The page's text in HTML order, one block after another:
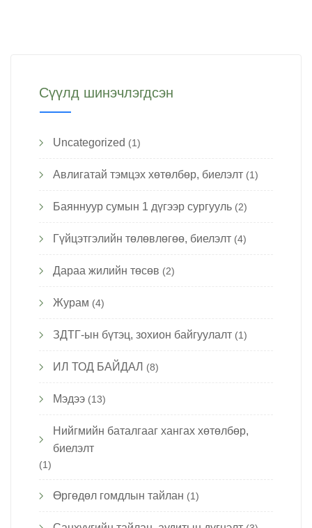
Сүүлд шинэчлэгдсэн
Uncategorized (1)
Авлигатай тэмцэх хөтөлбөр, биелэлт (1)
Баяннуур сумын 1 дүгээр сургууль (2)
Гүйцэтгэлийн төлөвлөгөө, биелэлт (4)
Дараа жилийн төсөв (2)
Журам (4)
ЗДТГ-ын бүтэц, зохион байгуулалт (1)
ИЛ ТОД БАЙДАЛ (8)
Мэдээ (13)
Нийгмийн баталгааг хангах хөтөлбөр,
биелэлт
(1)
Өргөдөл гомдлын тайлан (1)